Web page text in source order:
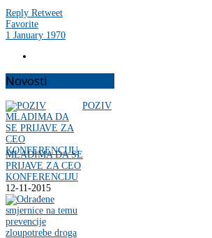
Reply Retweet
Favorite
1 January 1970
Novosti
POZIV
MLADIMA DA SE
PRIJAVE ZA CEO
KONFERENCIJU
12-11-2015